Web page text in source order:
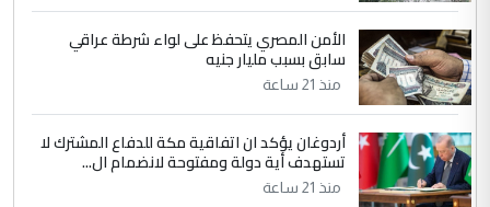
الأمن المصري يتحفظ على لواء شرطة عراقي
سابق بسبب مليار جنيه
منذ 21 ساعة
أردوغان يؤكد ان اتفاقية مكة للدفاع المشترك لا
تستهدف أية دولة ومفتوحة لانضمام ال...
منذ 21 ساعة